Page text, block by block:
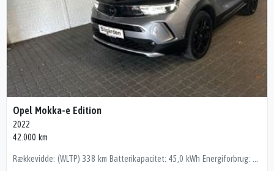
Opel Mokka-e Edition
2022
42.000 km
Rækkevidde: (WLTP) 338 km Batterikapacitet: 45,0 kWh Energiforbrug: 156 (Wh/km) UNDER KLARGØRING! RING I FORVEJEN! 🔧 Udstyrshighlights • Fartpilot • Blindvinkelsassistent • Varme i forsæder og rat • Bakkamera • Fjernlysassistent • Automatisk nødbremsesystem • Vognbaneassistent • Træthedsregistrering • Android Auto/Apple Carplay kørecomputer, digitalt cockpit, bagagerumsdækken, multifunktionsrat, læderrat, stofindtræk, dellæderindtræk, højdejust. forsæder, splitbagsæde, 17" alufælge, el-sidespejle, el-klapbare sidespejle, led kørelys, fuld led forlygter, automatgear, varme i rat, fuldaut. klima, 2 zone klima, elektrisk kabinevarmer, fjernb. centrallås, nøglefri tænding, fartpilot, udv. temp. måler, sædevarme, 4x el-ruder, elektrisk parkeringsbremse, dab radio, navigation, håndfrit til mobil, musikstreaming via bluetooth, android auto, apple carplay, usb-a tilslutning, regnsensor, bakkamera, parkeringssensor (bag), dæktryksmåler, træthedsregistrering, skiltegenkendelse, isofix, automatisk lys, fjernlysassistent, airbag, antispin, esp, vognbaneassistent, blindvinkelsassistent, automatisk nødbremsesystem 💰 Finansiering tilbydes – også uden udbetaling! – ring for pris på netop denne bil. Mulighed for tilkøb af op til 36 måneders garanti hos Bilgården Hostrup A/S 📞 Kontakt os 📱 Ring: 22 10 29 26 📧 Mail: jc@bilgaardenhostrup.dk 🕘 Åbningstider – Salgsafdelingen Hverdage: 10.00 – 18.00 Weekend: 11.00 – 17.00 📍 Vi er beliggende kun 10 minutters kørsel nord for Aalborg. 🚗 De fleste af vores biler står klar til omgående levering. 🔎 Se flere biler på: www.bilgaardenhostrup.dk